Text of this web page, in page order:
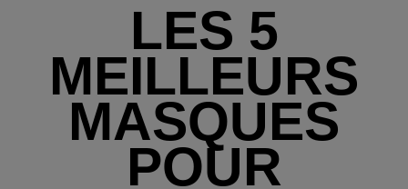
LES 5
MEILLEURS
MASQUES
POUR